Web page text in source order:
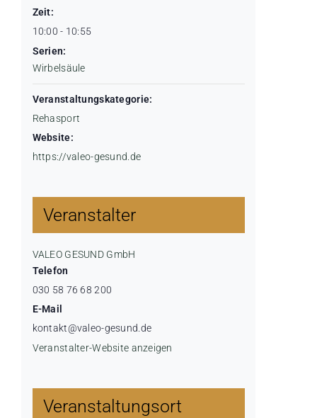
Zeit:
10:00 - 10:55
Serien:
Wirbelsäule
Veranstaltungskategorie:
Rehasport
Website:
https://valeo-gesund.de
Veranstalter
VALEO GESUND GmbH
Telefon
030 58 76 68 200
E-Mail
kontakt@valeo-gesund.de
Veranstalter-Website anzeigen
Veranstaltungsort